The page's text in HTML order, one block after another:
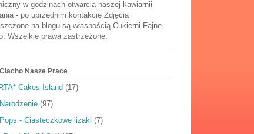
w godzinach otwarcia naszej kawiarnii
- po uprzednim kontakcie Zdjęcia
na blogu są własnością Cukierni Fajne
Wszelkie prawa zastrzeżone.
Nasze Prace
Cakes-Island (17)
(97)
- Ciasteczkowe lizaki (7)